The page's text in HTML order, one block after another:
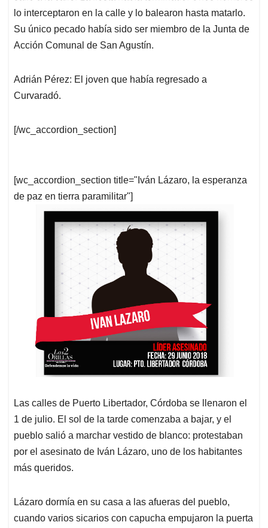
lo interceptaron en la calle y lo balearon hasta matarlo.
Su único pecado había sido ser miembro de la Junta de
Acción Comunal de San Agustín.
Adrián Pérez: El joven que había regresado a
Curvaradó.
[/wc_accordion_section]
[wc_accordion_section title="Iván Lázaro, la esperanza
de paz en tierra paramilitar"]
Las calles de Puerto Libertador, Córdoba se llenaron el
1 de julio. El sol de la tarde comenzaba a bajar, y el
pueblo salió a marchar vestido de blanco: protestaban
por el asesinato de Iván Lázaro, uno de los habitantes
más queridos.
Lázaro dormía en su casa a las afueras del pueblo,
cuando varios sicarios con capucha empujaron la puerta